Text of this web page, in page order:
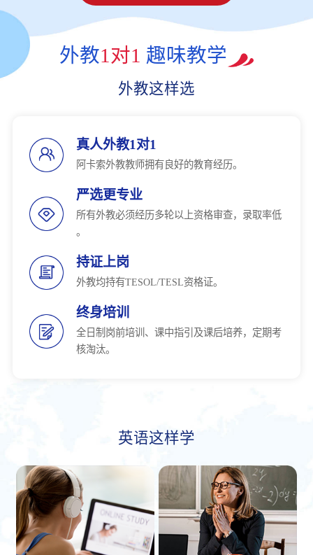
外教1对1 趣味教学
外教这样选
真人外教1对1
阿卡索外教教师拥有良好的教育经历。
严选更专业
所有外教必须经历多轮以上资格审查，录取率低
。
持证上岗
外教均持有TESOL/TESL资格证。
终身培训
全日制岗前培训、课中指引及课后培养，定期考
核淘汰。
英语这样学